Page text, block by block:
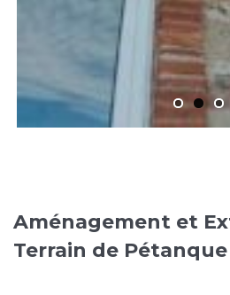
Aménagement et
Terrain de Pétanque